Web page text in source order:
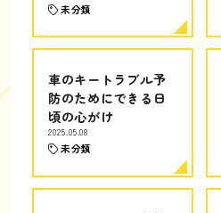
未分類
車のキートラブル予
防のためにできる日
頃の心がけ
2025.05.08
未分類